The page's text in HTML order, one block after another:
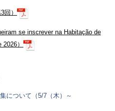
）
se inscrever na Habitação de
）
について（5/7（木）～